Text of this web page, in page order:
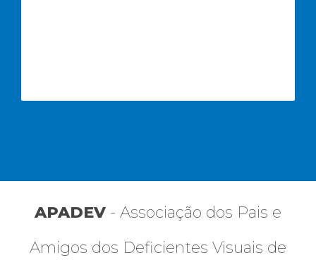
APADEV - Associação dos Pais e
Amigos dos Deficientes Visuais de